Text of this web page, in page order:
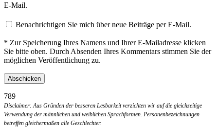
E-Mail.
Benachrichtigen Sie mich über neue Beiträge per E-Mail.
* Zur Speicherung Ihres Namens und Ihrer E-Mailadresse klicken
Sie bitte oben. Durch Absenden Ihres Kommentars stimmen Sie der
möglichen Veröffentlichung zu.
789
Disclaimer: Aus Gründen der besseren Lesbarkeit verzichten wir auf die gleichzeitige
Verwendung der männlichen und weiblichen Sprachformen. Personenbezeichnungen
betreffen gleichermaßen alle Geschlechter.